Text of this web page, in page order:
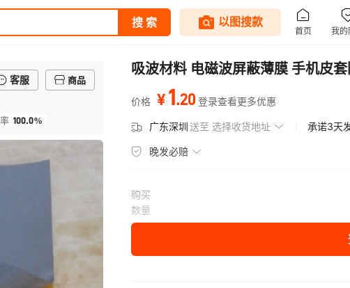
客服 商品
100.0%
吸波材料 电磁波屏蔽薄膜 手机皮
价格 ¥1.20 登录查看更多优惠
广东深圳送至 选择收货地址 承诺3天
晚发必赔
购买
数量